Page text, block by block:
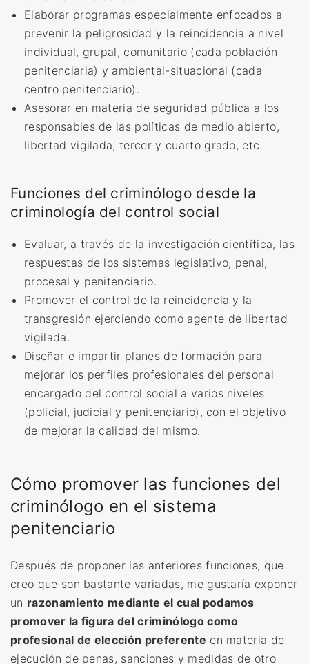
Elaborar programas especialmente enfocados a
prevenir la peligrosidad y la reincidencia a nivel
individual, grupal, comunitario (cada población
penitenciaria) y ambiental-situacional (cada
centro penitenciario).
Asesorar en materia de seguridad pública a los
responsables de las políticas de medio abierto,
libertad vigilada, tercer y cuarto grado, etc.
Funciones del criminólogo desde la
criminología del control social
Evaluar, a través de la investigación científica, las
respuestas de los sistemas legislativo, penal,
procesal y penitenciario.
Promover el control de la reincidencia y la
transgresión ejerciendo como agente de libertad
vigilada.
Diseñar e impartir planes de formación para
mejorar los perfiles profesionales del personal
encargado del control social a varios niveles
(policial, judicial y penitenciario), con el objetivo
de mejorar la calidad del mismo.
Cómo promover las funciones del
criminólogo en el sistema
penitenciario
Después de proponer las anteriores funciones, que
creo que son bastante variadas, me gustaría exponer
un razonamiento mediante el cual podamos
promover la figura del criminólogo como
profesional de elección preferente en materia de
ejecución de penas, sanciones y medidas de otro